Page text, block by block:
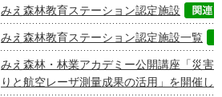
みえ森林教育ステーション認定施設
みえ森林教育ステーション認定施設一覧
みえ森林・林業アカデミー公開講座「災害
りと航空レーザ測量成果の活用」を開催し